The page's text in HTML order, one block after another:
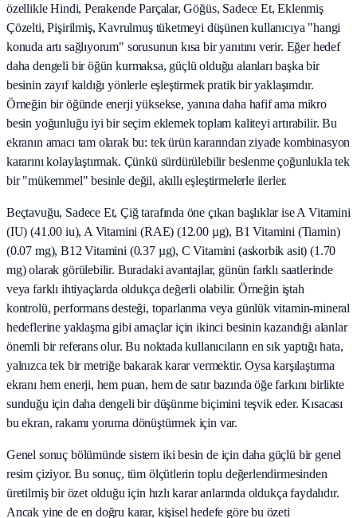
özellikle Hindi, Perakende Parçalar, Göğüs, Sadece Et, Eklenmiş
Çözelti, Pişirilmiş, Kavrulmuş tüketmeyi düşünen kullanıcıya "hangi
konuda artı sağlıyorum" sorusunun kısa bir yanıtını verir. Eğer hedef
daha dengeli bir öğün kurmaksa, güçlü olduğu alanları başka bir
besinin zayıf kaldığı yönlerle eşleştirmek pratik bir yaklaşımdır.
Örneğin bir öğünde enerji yüksekse, yanına daha hafif ama mikro
besin yoğunluğu iyi bir seçim eklemek toplam kaliteyi artırabilir. Bu
ekranın amacı tam olarak bu: tek ürün kararından ziyade kombinasyon
kararını kolaylaştırmak. Çünkü sürdürülebilir beslenme çoğunlukla tek
bir "mükemmel" besinle değil, akıllı eşleştirmelerle ilerler.
Beçtavuğu, Sadece Et, Çiğ tarafında öne çıkan başlıklar ise A Vitamini
(IU) (41.00 iu), A Vitamini (RAE) (12.00 µg), B1 Vitamini (Tiamin)
(0.07 mg), B12 Vitamini (0.37 µg), C Vitamini (askorbik asit) (1.70
mg) olarak görülebilir. Buradaki avantajlar, günün farklı saatlerinde
veya farklı ihtiyaçlarda oldukça değerli olabilir. Örneğin iştah
kontrolü, performans desteği, toparlanma veya günlük vitamin-mineral
hedeflerine yaklaşma gibi amaçlar için ikinci besinin kazandığı alanlar
önemli bir referans olur. Bu noktada kullanıcıların en sık yaptığı hata,
yalnızca tek bir metriğe bakarak karar vermektir. Oysa karşılaştırma
ekranı hem enerji, hem puan, hem de satır bazında öğe farkını birlikte
sunduğu için daha dengeli bir düşünme biçimini teşvik eder. Kısacası
bu ekran, rakamı yoruma dönüştürmek için var.
Genel sonuç bölümünde sistem iki besin de için daha güçlü bir genel
resim çiziyor. Bu sonuç, tüm ölçütlerin toplu değerlendirmesinden
üretilmiş bir özet olduğu için hızlı karar anlarında oldukça faydalıdır.
Ancak yine de en doğru karar, kişisel hedefe göre bu özeti